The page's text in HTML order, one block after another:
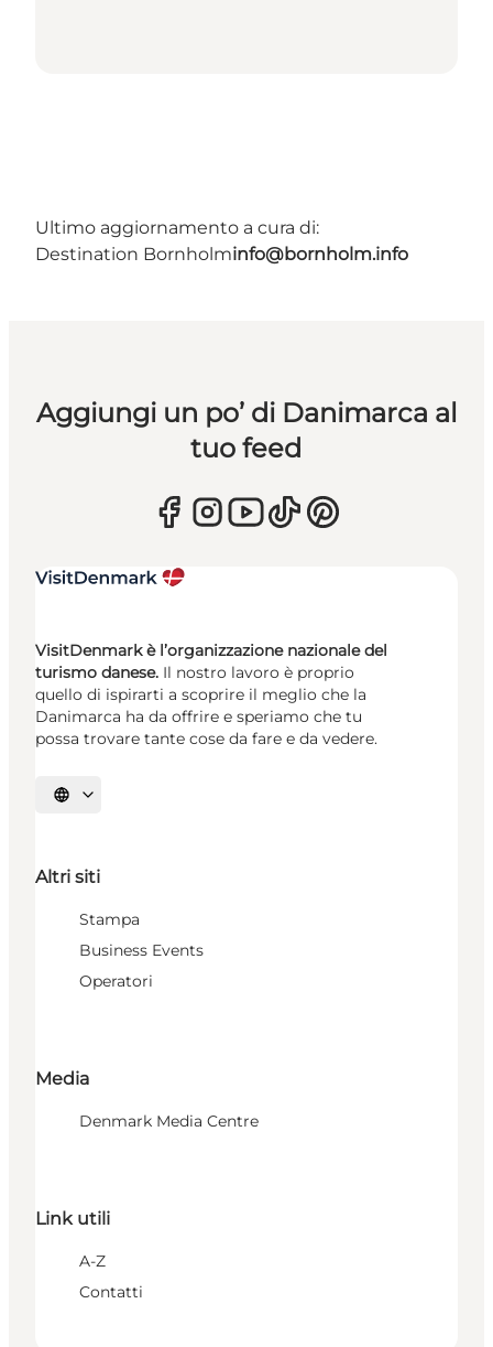
Ultimo aggiornamento a cura di:
Destination Bornholminfo@bornholm.info
Aggiungi un po’ di Danimarca al
tuo feed
VisitDenmark è l’organizzazione nazionale del
turismo danese. Il nostro lavoro è proprio
quello di ispirarti a scoprire il meglio che la
Danimarca ha da offrire e speriamo che tu
possa trovare tante cose da fare e da vedere.
Seleziona la lingua
Altri siti
Stampa
Business Events
Operatori
Media
Denmark Media Centre
Link utili
A-Z
Contatti